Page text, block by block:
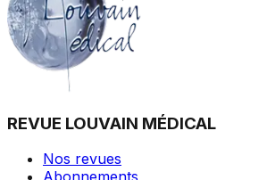
REVUE LOUVAIN MÉDICAL
Nos revues